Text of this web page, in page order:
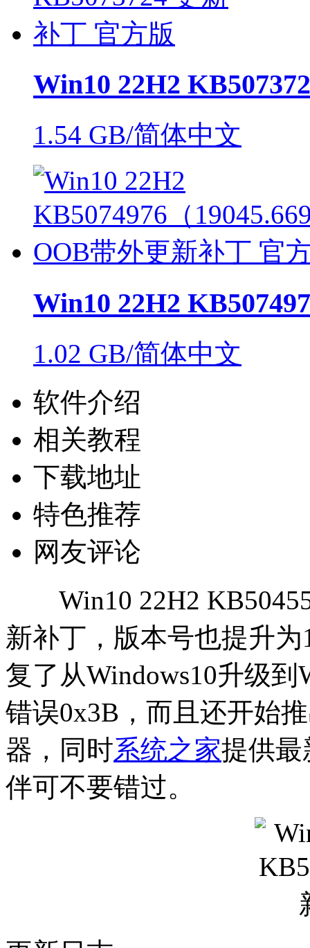
Win10 22H2
1.54 GB/简体中文
Win10 22H2
1.02 GB/简体中文
软件介绍
相关教程
下载地址
特色推荐
网友评论
Win10 22H2
新补丁，版本号也提升
复了从Windows10升级
错误0x3B，而且还开始
器，同时系统之家提供最
伴可不要错过。